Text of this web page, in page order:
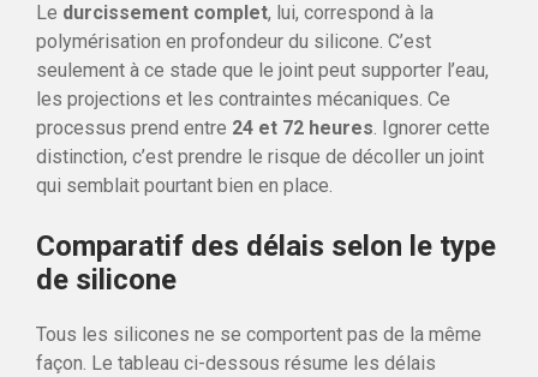
Le durcissement complet, lui, correspond à la
polymérisation en profondeur du silicone. C’est
seulement à ce stade que le joint peut supporter l’eau,
les projections et les contraintes mécaniques. Ce
processus prend entre 24 et 72 heures. Ignorer cette
distinction, c’est prendre le risque de décoller un joint
qui semblait pourtant bien en place.
Comparatif des délais selon le type
de silicone
Tous les silicones ne se comportent pas de la même
façon. Le tableau ci-dessous résume les délais